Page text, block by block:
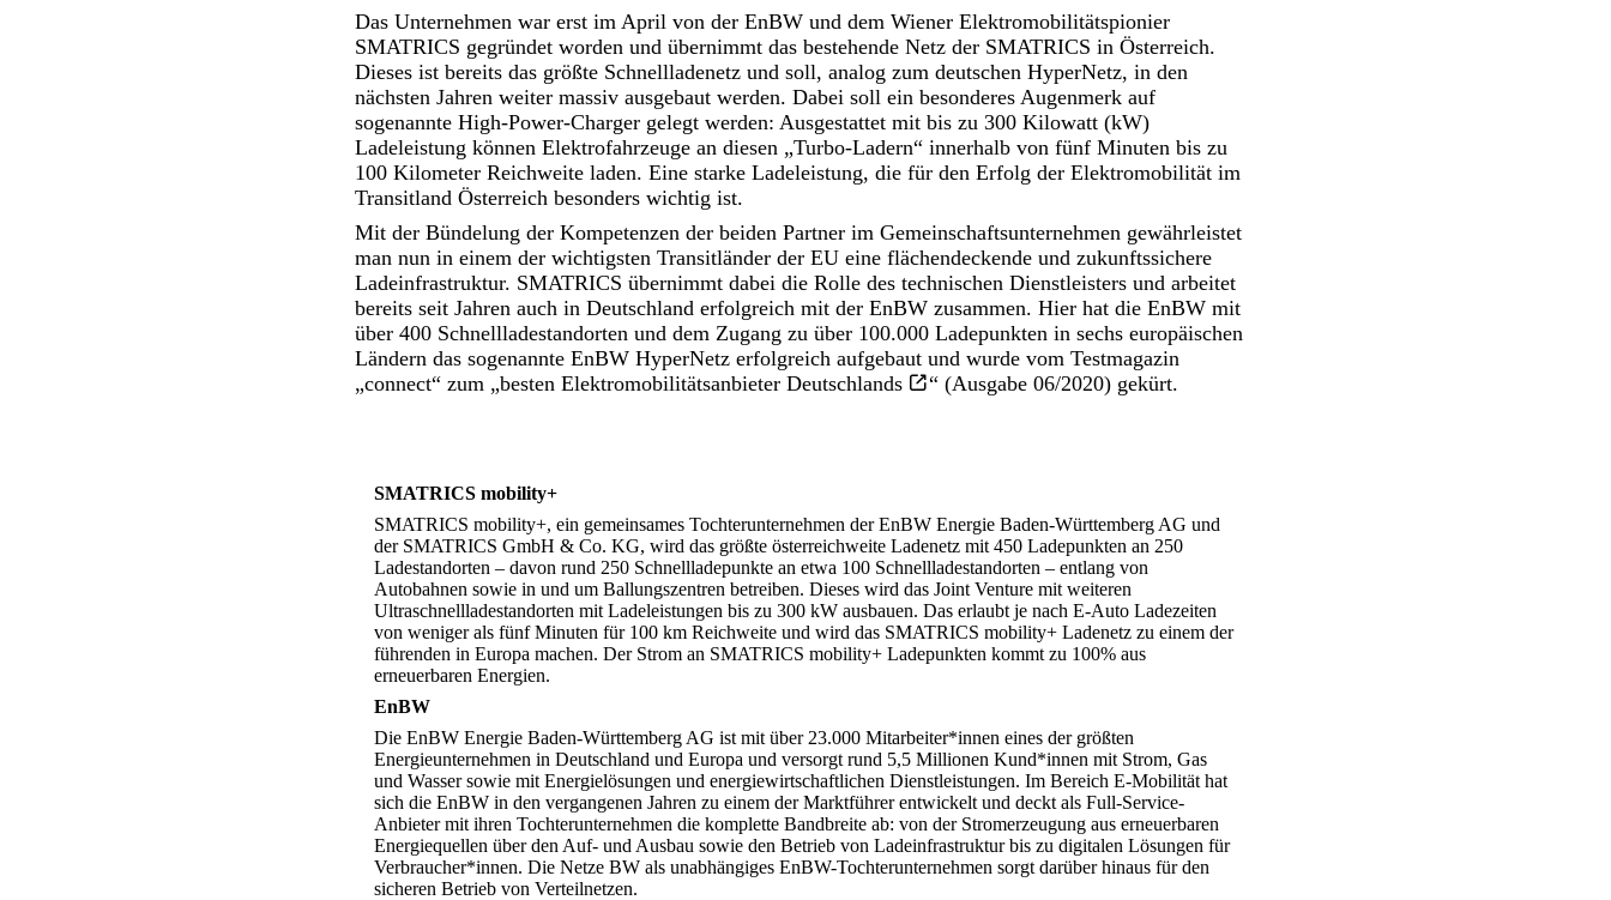
Das Unternehmen war erst im April von der EnBW und dem Wiener Elektromobilitätspionier
SMATRICS gegründet worden und übernimmt das bestehende Netz der SMATRICS in Österreich.
Dieses ist bereits das größte Schnellladenetz und soll, analog zum deutschen HyperNetz, in den
nächsten Jahren weiter massiv ausgebaut werden. Dabei soll ein besonderes Augenmerk auf
sogenannte High-Power-Charger gelegt werden: Ausgestattet mit bis zu 300 Kilowatt (kW)
Ladeleistung können Elektrofahrzeuge an diesen „Turbo-Ladern“ innerhalb von fünf Minuten bis zu
100 Kilometer Reichweite laden. Eine starke Ladeleistung, die für den Erfolg der Elektromobilität im
Transitland Österreich besonders wichtig ist.
Mit der Bündelung der Kompetenzen der beiden Partner im Gemeinschaftsunternehmen gewährleistet
man nun in einem der wichtigsten Transitländer der EU eine flächendeckende und zukunftssichere
Ladeinfrastruktur. SMATRICS übernimmt dabei die Rolle des technischen Dienstleisters und arbeitet
bereits seit Jahren auch in Deutschland erfolgreich mit der EnBW zusammen. Hier hat die EnBW mit
über 400 Schnellladestandorten und dem Zugang zu über 100.000 Ladepunkten in sechs europäischen
Ländern das sogenannte EnBW HyperNetz erfolgreich aufgebaut und wurde vom Testmagazin
„connect“ zum „besten Elektromobilitätsanbieter Deutschlands “ (Ausgabe 06/2020) gekürt.
SMATRICS mobility+
SMATRICS mobility+, ein gemeinsames Tochterunternehmen der EnBW Energie Baden-Württemberg AG und
der SMATRICS GmbH & Co. KG, wird das größte österreichweite Ladenetz mit 450 Ladepunkten an 250
Ladestandorten – davon rund 250 Schnellladepunkte an etwa 100 Schnellladestandorten – entlang von
Autobahnen sowie in und um Ballungszentren betreiben. Dieses wird das Joint Venture mit weiteren
Ultraschnellladestandorten mit Ladeleistungen bis zu 300 kW ausbauen. Das erlaubt je nach E-Auto Ladezeiten
von weniger als fünf Minuten für 100 km Reichweite und wird das SMATRICS mobility+ Ladenetz zu einem der
führenden in Europa machen. Der Strom an SMATRICS mobility+ Ladepunkten kommt zu 100% aus
erneuerbaren Energien.
EnBW
Die EnBW Energie Baden-Württemberg AG ist mit über 23.000 Mitarbeiter*innen eines der größten
Energieunternehmen in Deutschland und Europa und versorgt rund 5,5 Millionen Kund*innen mit Strom, Gas
und Wasser sowie mit Energielösungen und energiewirtschaftlichen Dienstleistungen. Im Bereich E-Mobilität hat
sich die EnBW in den vergangenen Jahren zu einem der Marktführer entwickelt und deckt als Full-Service-
Anbieter mit ihren Tochterunternehmen die komplette Bandbreite ab: von der Stromerzeugung aus erneuerbaren
Energiequellen über den Auf- und Ausbau sowie den Betrieb von Ladeinfrastruktur bis zu digitalen Lösungen für
Verbraucher*innen. Die Netze BW als unabhängiges EnBW-Tochterunternehmen sorgt darüber hinaus für den
sicheren Betrieb von Verteilnetzen.